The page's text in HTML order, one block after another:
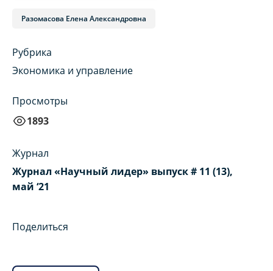
Разомасова Елена Александровна
Рубрика
Экономика и управление
Просмотры
1893
Журнал
Журнал «Научный лидер» выпуск # 11 (13),
май ‘21
Поделиться